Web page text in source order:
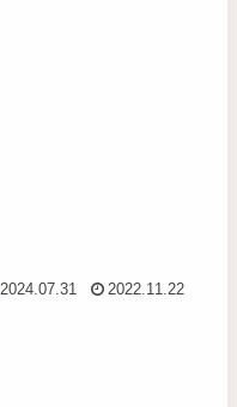
2024.07.31 2022.11.22